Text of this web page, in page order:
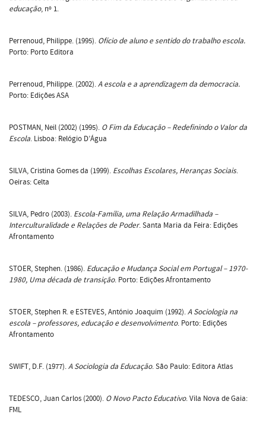
educação, nº 1.
Perrenoud, Philippe. (1995). Ofício de aluno e sentido do trabalho escola.
Porto: Porto Editora
Perrenoud, Philippe. (2002).A escola e a aprendizagem da democracia.
Porto: Edições ASA
POSTMAN, Neil (2002) (1995). O Fim da Educação – Redefinindo o Valor da
Escola. Lisboa: Relógio D’Água
SILVA, Cristina Gomes da (1999). Escolhas Escolares, Heranças Sociais.
Oeiras: Celta
SILVA, Pedro (2003). Escola-Família, uma Relação Armadilhada –
Interculturalidade e Relações de Poder. Santa Maria da Feira: Edições
Afrontamento
STOER, Stephen. (1986). Educação e Mudança Social em Portugal – 1970-
1980, Uma década de transição. Porto: Edições Afrontamento
STOER, Stephen R. e ESTEVES, António Joaquim (1992).A Sociologia na
escola – professores, educação e desenvolvimento. Porto: Edições
Afrontamento
SWIFT, D.F. (1977).A Sociologia da Educação. São Paulo: Editora Atlas
TEDESCO, Juan Carlos (2000). O Novo Pacto Educativo. Vila Nova de Gaia:
FML